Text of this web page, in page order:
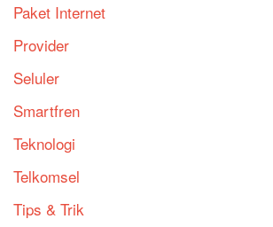
Paket Internet
Provider
Seluler
Smartfren
Teknologi
Telkomsel
Tips & Trik